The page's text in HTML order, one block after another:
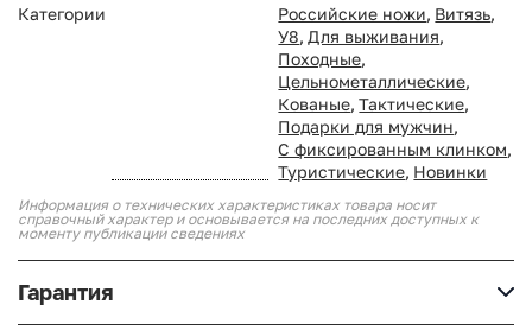
Категории
Российские ножи, Витязь,
У8, Для выживания,
Походные,
Цельнометаллические,
Кованые, Тактические,
Подарки для мужчин,
С фиксированным клинком,
Туристические, Новинки
Информация о технических характеристиках товара носит
справочный характер и основывается на последних доступных к
моменту публикации сведениях
Гарантия